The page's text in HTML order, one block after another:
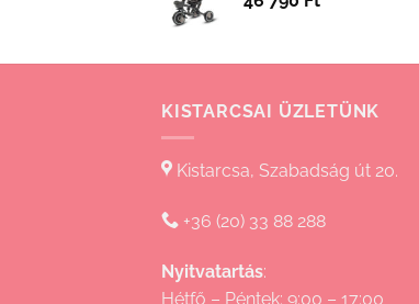
KISTARCSAI ÜZLETÜNK
Kistarcsa, Szabadság út 20.
+36 (20) 33 88 288
Nyitvatartás:
Hétfő – Péntek: 9:00 – 17:00